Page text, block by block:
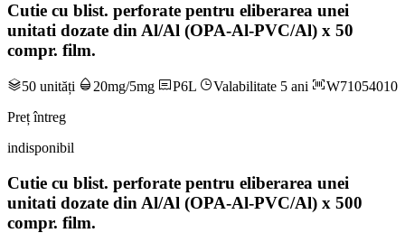
Cutie cu blist. perforate pentru eliberarea unei
unitati dozate din Al/Al (OPA-Al-PVC/Al) x 50
compr. film.
50 unități 20mg/5mg P6L Valabilitate 5 ani
W71054010
Preț întreg
indisponibil
Cutie cu blist. perforate pentru eliberarea unei
unitati dozate din Al/Al (OPA-Al-PVC/Al) x 500
compr. film.